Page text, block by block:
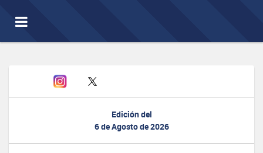
Toggle
navigation
Edición del
6 de Agosto de 2026